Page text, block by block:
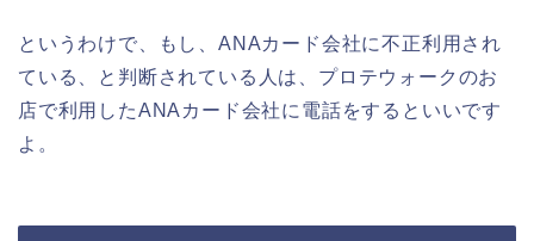
というわけで、もし、ANAカード会社に不正利用され
ている、と判断されている人は、プロテウォークのお
店で利用したANAカード会社に電話をするといいです
よ。